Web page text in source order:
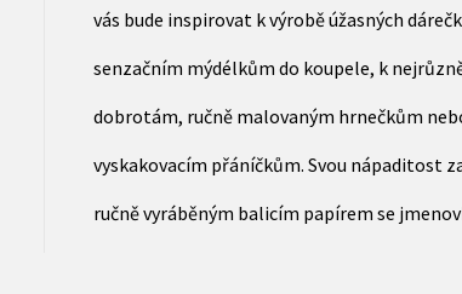
vás bude inspirovat k výrobě úžasných
senzačním mýdélkům do koupele, k
dobrotám, ručně malovaným hrnečkům
vyskakovacím přáníčkům. Svou nápaditost
ručně vyráběným balicím papírem se